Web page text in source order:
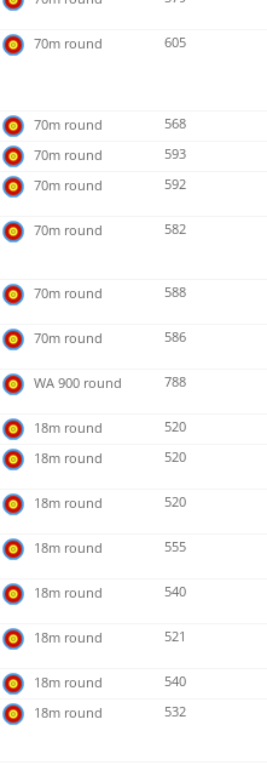
70m round 605
70m round
568
70m round
593
70m round 592
70m round 582
70m round 588
70m round 586
WA 900 round 788
18m round
520
18m round 520
18m round 520
18m round 555
18m round 540
18m round 521
18m round
540
18m round 532